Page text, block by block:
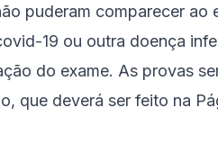
puderam comparecer ao
19 ou outra doença
do exame. As provas
que deverá ser feito na